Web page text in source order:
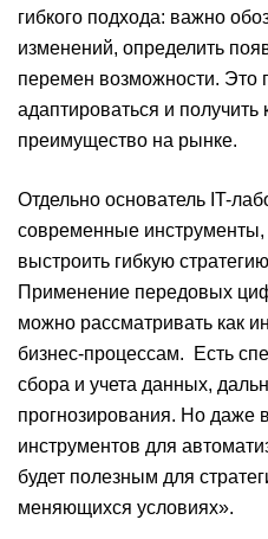
гибкого подхода: важно
изменений, определить
перемен возможности. Это
адаптироваться и получить
преимущество на рынке.
Отдельно основатель IT-
современные
выстроить гибкую
Применение передовых
можно рассматривать как
бизнес-процессам. Есть
сбора и учета данных,
прогнозирования. Но даже
инструментов для
будет полезным для
меняющихся условиях».